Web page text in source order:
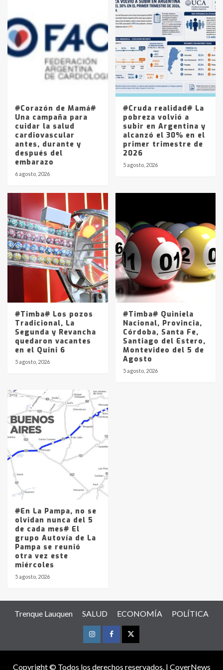
4
Accidente en Ruta 5: falleció un
joven de Trenque Lauquen
Los precios de los combustibles en
La Pampa, desde YPF hasta Axion
entre 857 a 1338 pesos
#Corazón de Mamá#
Una campaña para
cuidar la salud
cardiovascular
antes, durante y
después del
embarazo
6 agosto, 2026
#Cruda realidad# La
pobreza volvió a
subir en Argentina y
alcanzó el 30% en el
primer trimestre de
2026
5 agosto, 2026
#Timba# Los pozos
Tradicional, La
Segunda y Revancha
quedaron vacantes
en el Quini 6
5 agosto, 2026
#Timba# Quiniela
Nacional, Provincia,
Córdoba, Santa Fe,
Santiago del Estero,
Montevideo del 5 de
Agosto
5 agosto, 2026
#En La Pampa, no se
olvidan nunca del 5
de cada mes# El
grupo Autovía de La
Pampa se reunió
otra vez este
miércoles
5 agosto, 2026
Trenque Lauquen SALUD ECONOMÍA POLÍTICA
InstagramFacebookTwitter
Copyright © Todos los derechos reservados. | CoverNews